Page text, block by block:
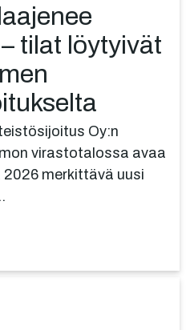
tilat löytyivät
Oy:n
virastotalossa avaa
merkittävä uusi